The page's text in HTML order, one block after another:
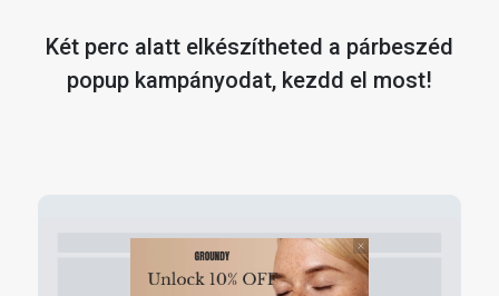
Két perc alatt elkészítheted a párbeszéd
popup kampányodat, kezdd el most!